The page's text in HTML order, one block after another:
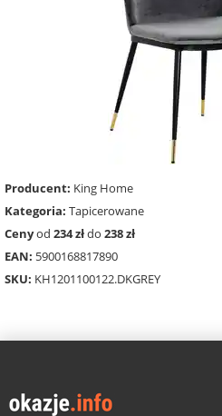
Producent: King Home
Kategoria: Tapicerowane
Cenyod 234 złdo 238 zł
EAN: 5900168817890
SKU: KH1201100122.DKGREY